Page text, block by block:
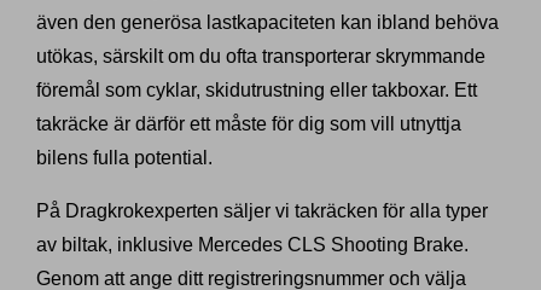
även den generösa lastkapaciteten kan ibland behöva
utökas, särskilt om du ofta transporterar skrymmande
föremål som cyklar, skidutrustning eller takboxar. Ett
takräcke är därför ett måste för dig som vill utnyttja
bilens fulla potential.
På Dragkrokexperten säljer vi takräcken för alla typer
av biltak, inklusive Mercedes CLS Shooting Brake.
Genom att ange ditt registreringsnummer och välja